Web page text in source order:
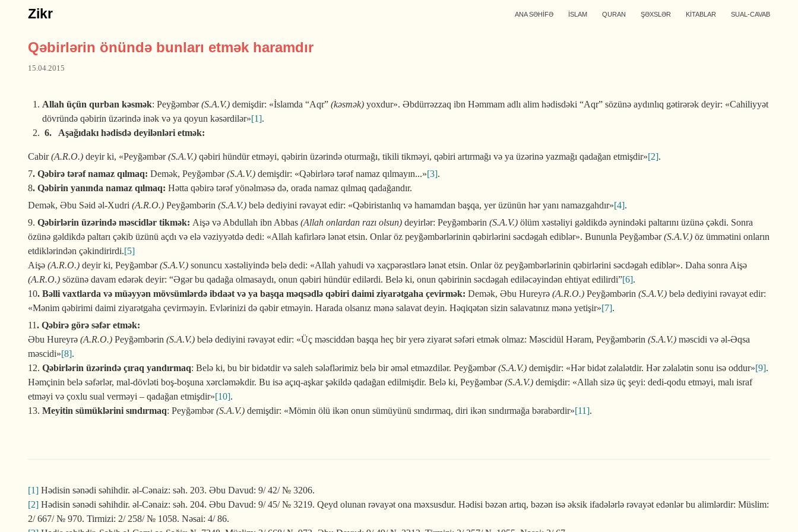
Zikr ANA SƏHİFƏ İSLAM QURAN ŞƏXSLƏR KİTABLAR SUAL-CAVAB
Qəbirlərin önündə bunları etmək haramdır
15.04.2015
Allah üçün qurban kəsmək: Peyğəmbər(S.A.V.) demişdir: «İslamda “Aqr” (kəsmək) yoxdur». Əbdürrəzzaq ibn Həmmam adlı alim hədisdəki “Aqr” sözünə aydınlıq gətirərək deyir: «Cahiliyyət
dövründə qəbirin üzərində inək və ya qoyun kəsərdilər»[1].
6. Aşağıdakı hədisdə deyilənləri etmək:
Cabir(A.R.O.) deyir ki, «Peyğəmbər(S.A.V.) qəbiri hündür etməyi, qəbirin üzərində oturmağı, tikili tikməyi, qəbiri artırmağı və ya üzərinə yazmağı qadağan etmişdir»[2].
7. Qəbirə tərəf namaz qılmaq: Demək, Peyğəmbər(S.A.V.) demişdir: «Qəbirlərə tərəf namaz qılmayın...»[3].
8. Qəbirin yanında namaz qılmaq: Hətta qəbirə tərəf yönəlməsə də, orada namaz qılmaq qadağandır.
Demək, Əbu Səid əl-Xudri (A.R.O.) Peyğəmbərin (S.A.V.) belə dediyini rəvayət edir: «Qəbiristanlıq və hamamdan başqa, yer üzünün hər yanı namazgahdır»[4].
9. Qəbirlərin üzərində məscidlər tikmək: Aişə və Abdullah ibn Abbas (Allah onlardan razı olsun) deyirlər: Peyğəmbərin (S.A.V.) ölüm xəstəliyi gəldikdə əynindəki paltarını üzünə çəkdi. Sonra
özünə gəldikdə paltarı çəkib üzünü açdı və elə vəziyyətdə dedi: «Allah kafirlərə lənət etsin. Onlar öz peyğəmbərlərinin qəbirlərini səcdəgah ediblər». Bununla Peyğəmbər(S.A.V.) öz ümmətini onların
etdiklərindən çəkindirirdi.[5]
Aişə (A.R.O.) deyir ki, Peyğəmbər(S.A.V.) sonuncu xəstəliyində belə dedi: «Allah yahudi və xaçpərəstlərə lənət etsin. Onlar öz peyğəmbərlərinin qəbirlərini səcdəgah ediblər». Daha sonra Aişə
(A.R.O.) sözünə davam edərək deyir: “Əgər bu qadağa olmasaydı, onun qəbiri hündür edilərdi. Belə ki, onun qəbirinin səcdəgah ediləcəyindən ehtiyat edilirdi”[6].
10. Bəlli vaxtlarda və müəyyən mövsümlərdə ibdaət və ya başqa məqsədlə qəbiri daimi ziyarətgaha çevirmək: Demək, Əbu Hureyrə (A.R.O.) Peyğəmbərin (S.A.V.) belə dediyini rəvayət edir:
«Mənim qəbirimi daimi ziyarətgaha çevirməyin. Evlərinizi də qəbir etməyin. Harada olsanız mənə salavat deyin. Həqiqətən sizin salavatınız mənə yetişir»[7].
11. Qəbirə görə səfər etmək:
Əbu Hureyrə (A.R.O.) Peyğəmbərin (S.A.V.) belə dediyini rəvayət edir: «Üç məsciddən başqa heç bir yerə ziyarət səfəri etmək olmaz: Məscidül Həram, Peyğəmbərin (S.A.V.) məscidi və əl-Əqsa
məscidi»[8].
12. Qəbirlərin üzərində çıraq yandırmaq: Belə ki, bu bir bidətdir və saleh sələflərimiz belə bir əməl etməzdilər. Peyğəmbər(S.A.V.) demişdir: «Hər bidət zəlalətdir. Hər zəlalətin sonu isə oddur»[9].
Həmçinin belə səfərlər, mal-dövləti boş-boşuna xərcləməkdir. Bu isə açıq-aşkar şəkildə qadağan edilmişdir. Belə ki, Peyğəmbər(S.A.V.) demişdir: «Allah sizə üç şeyi: dedi-qodu etməyi, malı israf
etməyi və çoxlu sual verməyi – qadağan etmişdir»[10].
13. Meyitin sümüklərini sındırmaq: Peyğəmbər(S.A.V.) demişdir: «Mömin ölü ikən onun sümüyünü sındırmaq, diri ikən sındırmağa bərabərdir»[11].
[1] Hədisin sənədi səhihdir. əl-Cənaiz: səh. 203. Əbu Davud: 9/ 42/ № 3206.
[2] Hədisin sənədi səhihdir. əl-Cənaiz: səh. 204. Əbu Davud: 9/ 45/ № 3219. Qeyd olunan rəvayət ona məxsusdur. Hədisi bəzən artıq, bəzən isə əksik ifadələrlə rəvayət edənlər bu alimlərdir: Müslim:
2/ 667/ № 970. Tirmizi: 2/ 258/ № 1058. Nəsai: 4/ 86.